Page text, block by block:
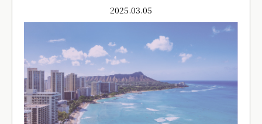
2025.03.05